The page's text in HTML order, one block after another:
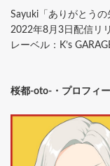
Sayuki「ありがとうの
2022年8月3日配信リ
レーベル：K’s
桜都-oto-・プロフィ